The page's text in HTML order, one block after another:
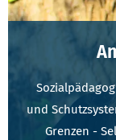
und
Grenzen -